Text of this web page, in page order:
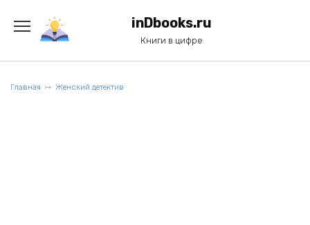
содержанию
inDbooks.ru
Книги в цифре
Главная Женский детектив